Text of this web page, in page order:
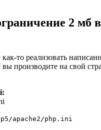
2 мб в
то реализовать
вы производите на свой
apache2/php.ini